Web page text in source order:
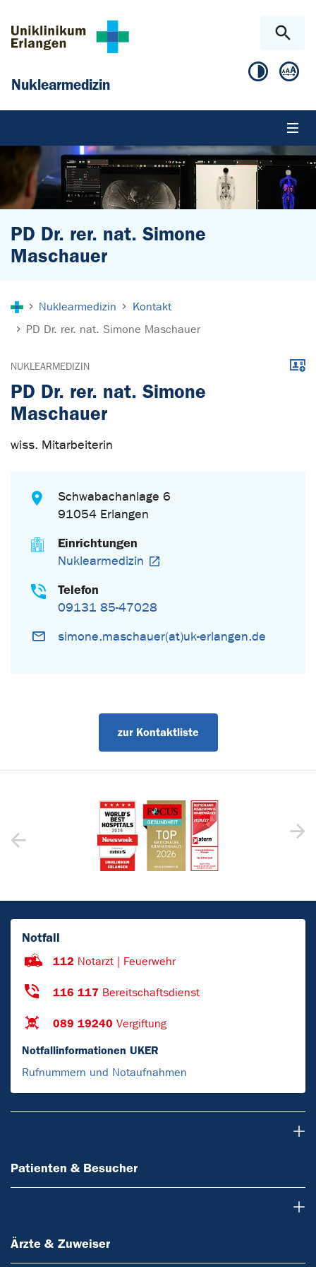
Nuklearmedizin
PD Dr. rer. nat. Simone
Maschauer
Nuklearmedizin
Kontakt
PD Dr. rer. nat. Simone Maschauer
NUKLEARMEDIZIN
PD Dr. rer. nat. Simone
Maschauer
wiss. Mitarbeiterin
Schwabachanlage 6
91054 Erlangen
Einrichtungen
Nuklearmedizin
Telefon
09131 85-47028
simone.maschauer(at)uk-erlangen.de
zur Kontaktliste
Notfall
112 Notarzt | Feuerwehr
116 117 Bereitschaftsdienst
089 19240 Vergiftung
Notfallinformationen UKER
Rufnummern und Notaufnahmen
Patienten & Besucher
Ärzte & Zuweiser